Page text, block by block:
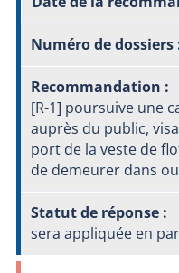
[R-1] poursuive une
auprès du public,
port de la veste de
de demeurer dans
sera appliquée en